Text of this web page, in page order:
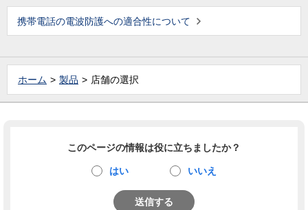
携帯電話の電波防護への適合性について
ホーム 製品 店舗の選択
このページの情報は役に立ちましたか？
はい いいえ
送信する